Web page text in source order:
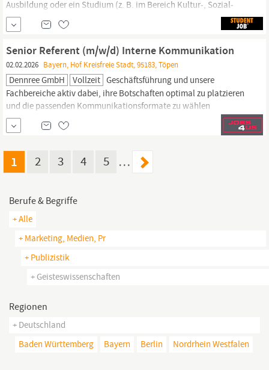
Ausbildung oder ein Studium (z. B. im Bereich Kultur‑, Sozial‑
oder
Geisteswissenschaften)
kommunikations- und organisationsstarke Persönlichkeit Sie
arbeiten selbstständig und strukturiert mit ausgeprägter Service‑
Senior Referent (m/w/d) Interne Kommunikation
02.02.2026 Bayern, Hof Kreisfreie Stadt, 95183, Töpen
Dennree GmbH Vollzeit Geschäftsführung und unsere
Fachbereiche aktiv dabei, ihre Botschaften optimal zu platzieren
und die passenden Kommunikationsformate zu wählen
Außerdem übernimmst du die redaktionelle und organisatorische
Verantwortung für unsere Mitarbeiterzeitung Dein Profil
Kommunikation, Medien, Journalismus oder
Geisteswissenschaften
1 2 3 4 5 …
Berufe & Begriffe
+ Alle
+ Marketing, Medien, Pr
+ Publizistik
+ Geisteswissenschaften
Regionen
+ Deutschland
Baden Württemberg
Bayern Berlin Nordrhein Westfalen